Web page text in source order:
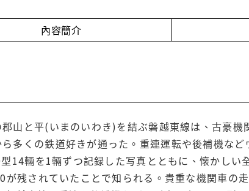
內容簡介
山と平(いまのいわき)を結ぶ磐越東線は、古豪
多くの鉄道好きが通った。重連運転や後補機な
14輛を1輛ずつ記録した写真とともに、懐かし
が残されていたことで知られる。貴重な機関車の